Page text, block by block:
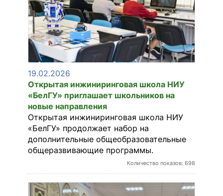
19.02.2026
Открытая инжиниринговая школа НИУ
«БелГУ» приглашает школьников на
новые направления
Открытая инжиниринговая школа НИУ
«БелГУ» продолжает набор на
дополнительные общеобразовательные
общеразвивающие программы.
Количество показов: 698